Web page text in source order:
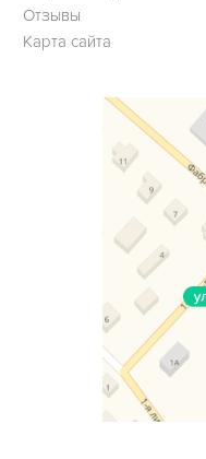
Отзывы
Карта сайта